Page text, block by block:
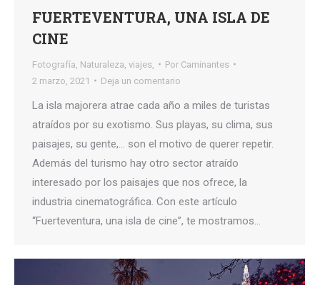
FUERTEVENTURA, UNA ISLA DE
CINE
Fotografía Naturaleza viajes, Por Caminantes
2 marzo, 2021
Deja un comentario
La isla majorera atrae cada año a miles de turistas
atraídos por su exotismo. Sus playas, su clima, sus
paisajes, su gente,… son el motivo de querer repetir.
Además del turismo hay otro sector atraído
interesado por los paisajes que nos ofrece, la
industria cinematográfica. Con este artículo
“Fuerteventura, una isla de cine”, te mostramos…